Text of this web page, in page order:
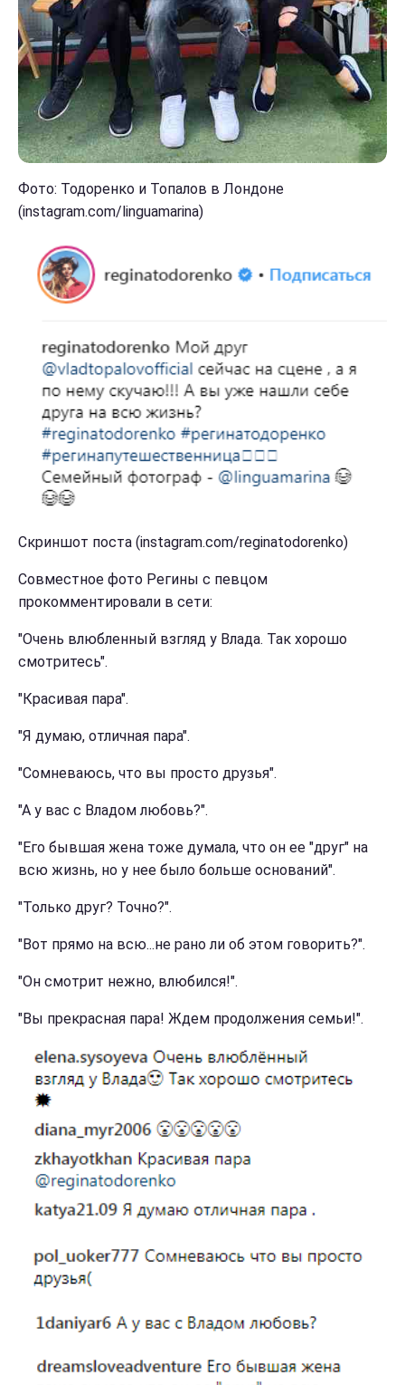
Фото: Тодоренко и Топалов в Лондоне
(instagram.com/linguamarina)
Скриншот поста (instagram.com/reginatodorenko)
Совместное фото Регины с певцом
прокомментировали в сети:
"Очень влюбленный взгляд у Влада. Так хорошо
смотритесь".
"Красивая пара".
"Я думаю, отличная пара".
"Сомневаюсь, что вы просто друзья".
"А у вас с Владом любовь?".
"Его бывшая жена тоже думала, что он ее "друг" на
всю жизнь, но у нее было больше оснований".
"Только друг? Точно?".
"Вот прямо на всю...не рано ли об этом говорить?".
"Он смотрит нежно, влюбился!".
"Вы прекрасная пара! Ждем продолжения семьи!".